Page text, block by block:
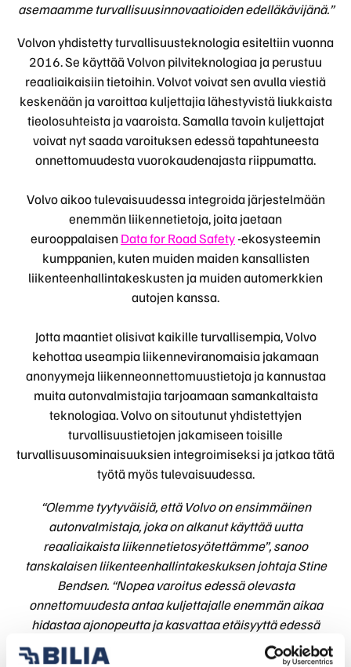
asemaamme turvallisuusinnovaatioiden edelläkävijänä.”
Volvon yhdistetty turvallisuusteknologia esiteltiin vuonna
2016. Se käyttää Volvon pilviteknologiaa ja perustuu
reaaliaikaisiin tietoihin. Volvot voivat sen avulla viestiä
keskenään ja varoittaa kuljettajia lähestyvistä liukkaista
tieolosuhteista ja vaaroista. Samalla tavoin kuljettajat
voivat nyt saada varoituksen edessä tapahtuneesta
onnettomuudesta vuorokaudenajasta riippumatta.
Volvo aikoo tulevaisuudessa integroida järjestelmään
enemmän liikennetietoja, joita jaetaan
eurooppalaisenData for Road Safety-ekosysteemin
kumppanien, kuten muiden maiden kansallisten
liikenteenhallintakeskusten ja muiden automerkkien
autojen kanssa.
Jotta maantiet olisivat kaikille turvallisempia, Volvo
kehottaa useampia liikenneviranomaisia jakamaan
anonyymeja liikenneonnettomuustietoja ja kannustaa
muita autonvalmistajia tarjoamaan samankaltaista
teknologiaa. Volvo on sitoutunut yhdistettyjen
turvallisuustietojen jakamiseen toisille
turvallisuusominaisuuksien integroimiseksi ja jatkaa tätä
työtä myös tulevaisuudessa.
“Olemme tyytyväisiä, että Volvo on ensimmäinen
autonvalmistaja, joka on alkanut käyttää uutta
reaaliaikaista liikennetietosyötettämme”, sanoo
tanskalaisen liikenteenhallintakeskuksen johtaja Stine
Bendsen. “Nopea varoitus edessä olevasta
onnettomuudesta antaa kuljettajalle enemmän aikaa
hidastaa ajonopeutta ja kasvattaa etäisyyttä edessä
olevaan autoon. Tämä pienentää jatko-onnettomuuksien
riskiä ja suojelee tienraivauksessa mukana olevia ihmisiä.”